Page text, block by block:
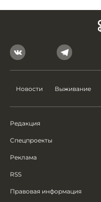
Новости Выживание
Редакция
Спецпроекты
Реклама
RSS
Правовая информация